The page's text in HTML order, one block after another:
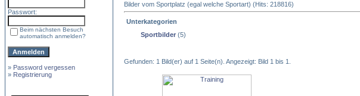
Passwort:
Beim nächsten Besuch
automatisch anmelden?
» Password vergessen
» Registrierung
Bilder vom Sportplatz (egal welche Sportart) (Hits: 218816)
Unterkategorien
Sportbilder (5)
Gefunden: 1 Bild(er) auf 1 Seite(n). Angezeigt: Bild 1 bis 1.